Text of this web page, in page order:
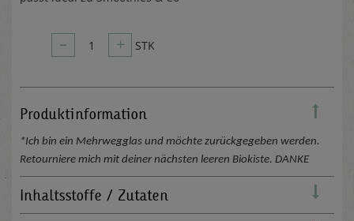
– 1 + STK
Produktinformation
*Ich bin ein Mehrwegglas und möchte zurückgegeben werden.
Retourniere mich mit deiner nächsten leeren Biokiste. DANKE
Inhaltsstoffe / Zutaten